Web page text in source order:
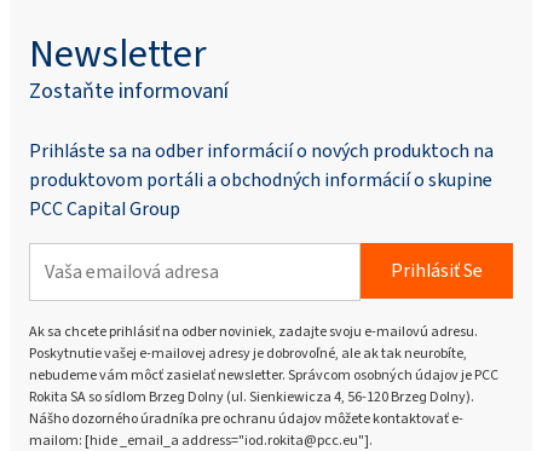
Newsletter
Zostaňte informovaní
Prihláste sa na odber informácií o nových produktoch na
produktovom portáli a obchodných informácií o skupine
PCC Capital Group
Prihlásiť Se
Ak sa chcete prihlásiť na odber noviniek, zadajte svoju e-mailovú adresu.
Poskytnutie vašej e-mailovej adresy je dobrovoľné, ale ak tak neurobíte,
nebudeme vám môcť zasielať newsletter. Správcom osobných údajov je PCC
Rokita SA so sídlom Brzeg Dolny (ul. Sienkiewicza 4, 56-120 Brzeg Dolny).
Nášho dozorného úradníka pre ochranu údajov môžete kontaktovať e-
mailom: [hide _email_a address="iod.rokita@pcc.eu"].